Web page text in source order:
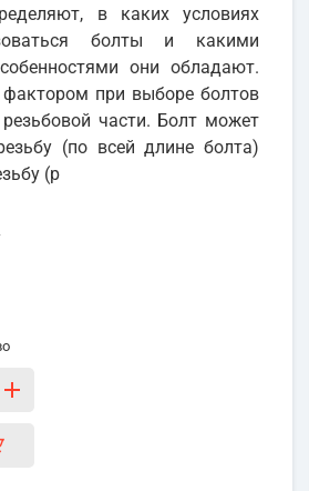
в каких условиях
болты и какими
они обладают.
при выборе болтов
части. Болт может
(по всей длине болта)
(р